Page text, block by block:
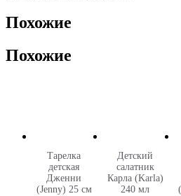
Похожие
Похожие
Тарелка
детская
Дженни
(Jenny) 25 см
Детский
салатник
Карла (Karla)
240 мл